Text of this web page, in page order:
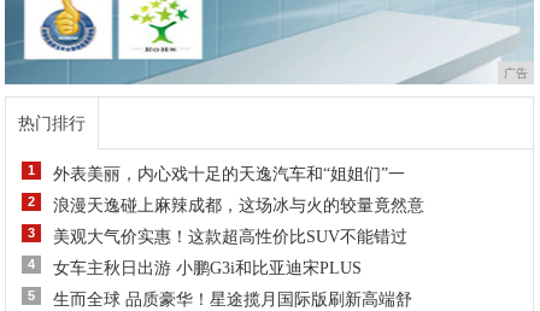
广告
热门排行
1 外表美丽，内心戏十足的天逸汽车和“姐姐们”一
2 浪漫天逸碰上麻辣成都，这场冰与火的较量竟然意
3 美观大气价实惠！这款超高性价比SUV不能错过
4 女车主秋日出游 小鹏G3i和比亚迪宋PLUS
5 生而全球 品质豪华！星途揽月国际版刷新高端舒